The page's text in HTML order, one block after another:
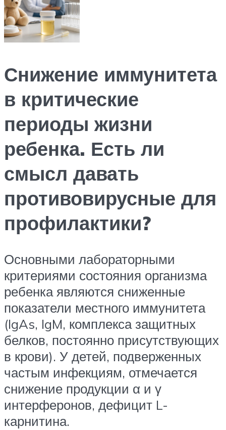
Снижение иммунитета
в критические
периоды жизни
ребенка. Есть ли
смысл давать
противовирусные для
профилактики?
Основными лабораторными
критериями состояния организма
ребенка являются сниженные
показатели местного иммунитета
(IgAs, IgM, комплекса защитных
белков, постоянно присутствующих
в крови). У детей, подверженных
частым инфекциям, отмечается
снижение продукции α и γ
интерферонов, дефицит L-
карнитина.